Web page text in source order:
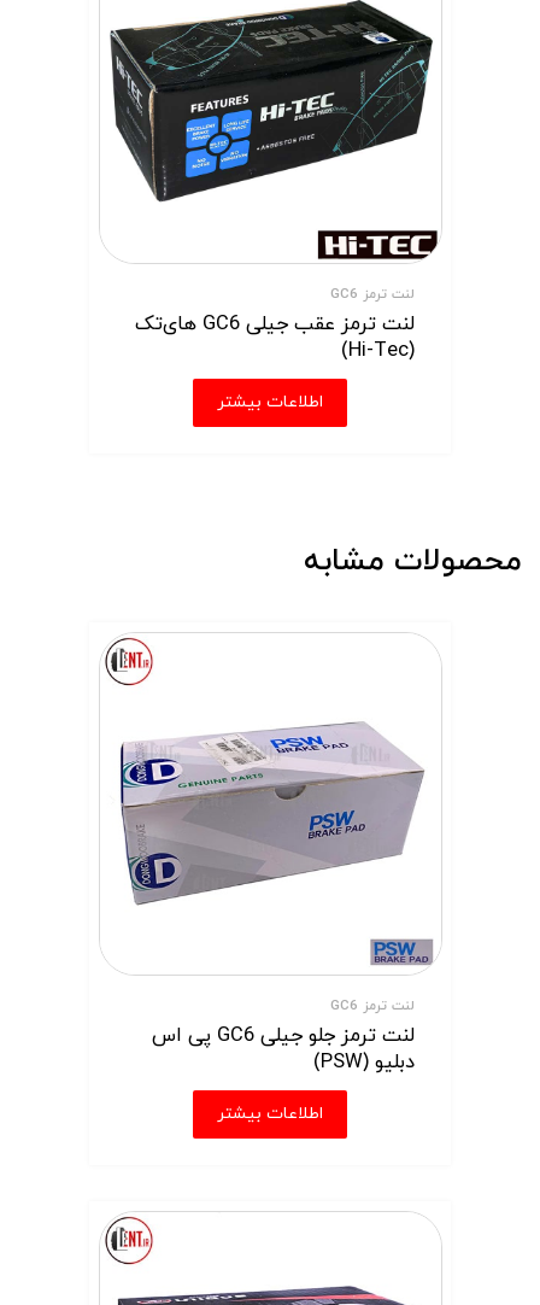
لنت ترمز GC6
لنت ترمز عقب جیلی GC6 های‌تک
(Hi-Tec)
اطلاعات بیشتر
محصولات مشابه
لنت ترمز GC6
لنت ترمز جلو جیلی GC6 پی اس
دبلیو (PSW)
اطلاعات بیشتر